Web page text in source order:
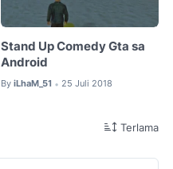
Stand Up Comedy Gta sa
Android
By iLhaM_51 • 25 Juli 2018
Terlama